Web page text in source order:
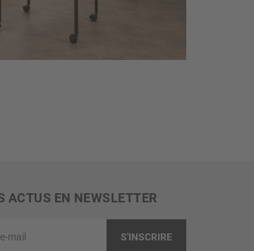
ACTUS EN NEWSLETTER
S'INSCRIRE